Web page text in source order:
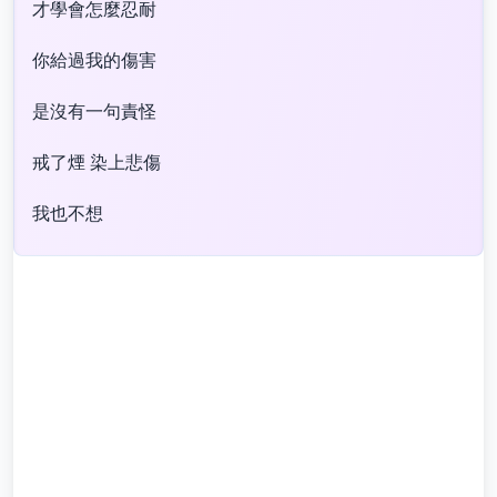
才學會怎麼忍耐
你給過我的傷害
是沒有一句責怪
戒了煙 染上悲傷
我也不想